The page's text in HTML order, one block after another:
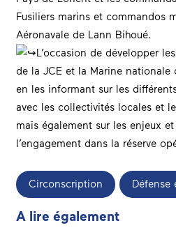
Fusiliers marins et commandos
Aéronavale de Lann Bihoué.
L’occasion de développer
de la JCE et la Marine nationale
en les informant sur les
avec les collectivités locales et
mais également sur les enjeux
l’engagementdans la réserve
Circonscription Défense
A lire également